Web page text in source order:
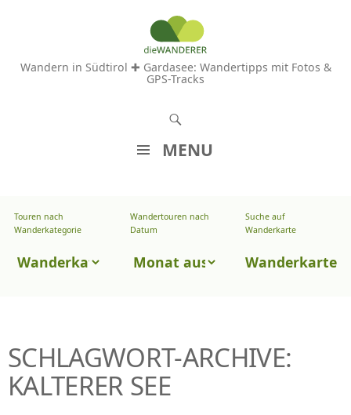
Wandern in Südtirol ✚ Gardasee: Wandertipps mit Fotos &
GPS-Tracks
MENU
M
S
P
Touren nach
Wanderkategorie
Touren
Wandertouren nach
Datum
Wandertouren
Datum
Suche auf
Wanderkarte
Wanderkarte
SCHLAGWORT-ARCHIVE:
KALTERER SEE